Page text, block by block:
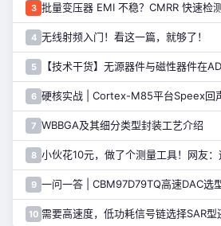
3 批量变压器 EMI 不稳？CMRR 快速检
4 无线射频入门！看这一篇，就够了！
5 【技术干货】无源器件与磁性器件在
6
7 WBBGA及其细分类型封装工艺介绍
8
9 一问一答 | CBM97D79TQ高速DAC选
10 需要高速度，低功耗信号链选择SAR型